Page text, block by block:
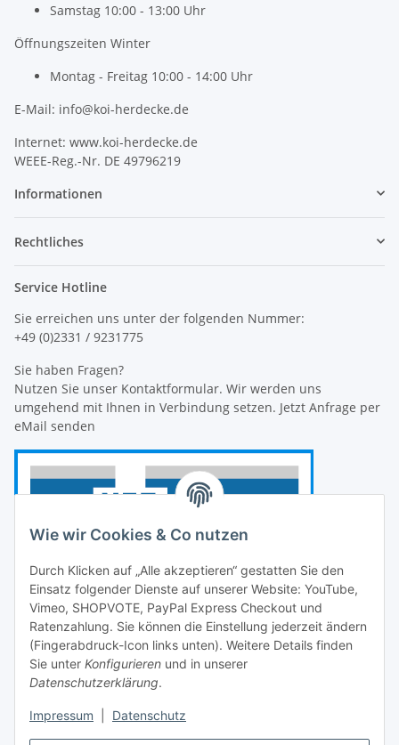
Wie wir Cookies & Co nutzen
Durch Klicken auf „Alle akzeptieren“ gestatten Sie den
Einsatz folgender Dienste auf unserer Website: YouTube,
Vimeo, SHOPVOTE, PayPal Express Checkout und
Ratenzahlung. Sie können die Einstellung jederzeit ändern
(Fingerabdruck-Icon links unten). Weitere Details finden
Sie unter Konfigurieren und in unserer
Datenschutzerklärung.
Impressum Datenschutz
Samstag 10:00 - 13:00 Uhr
Öffnungszeiten Winter
Montag - Freitag 10:00 - 14:00 Uhr
E-Mail: info@koi-herdecke.de
Internet: www.koi-herdecke.de
WEEE-Reg.-Nr. DE 49796219
Informationen
Rechtliches
Service Hotline
Sie erreichen uns unter der folgenden Nummer:
+49 (0)2331 / 9231775
Sie haben Fragen?
Nutzen Sie unser Kontaktformular. Wir werden uns
umgehend mit Ihnen in Verbindung setzen. Jetzt Anfrage per
eMail senden